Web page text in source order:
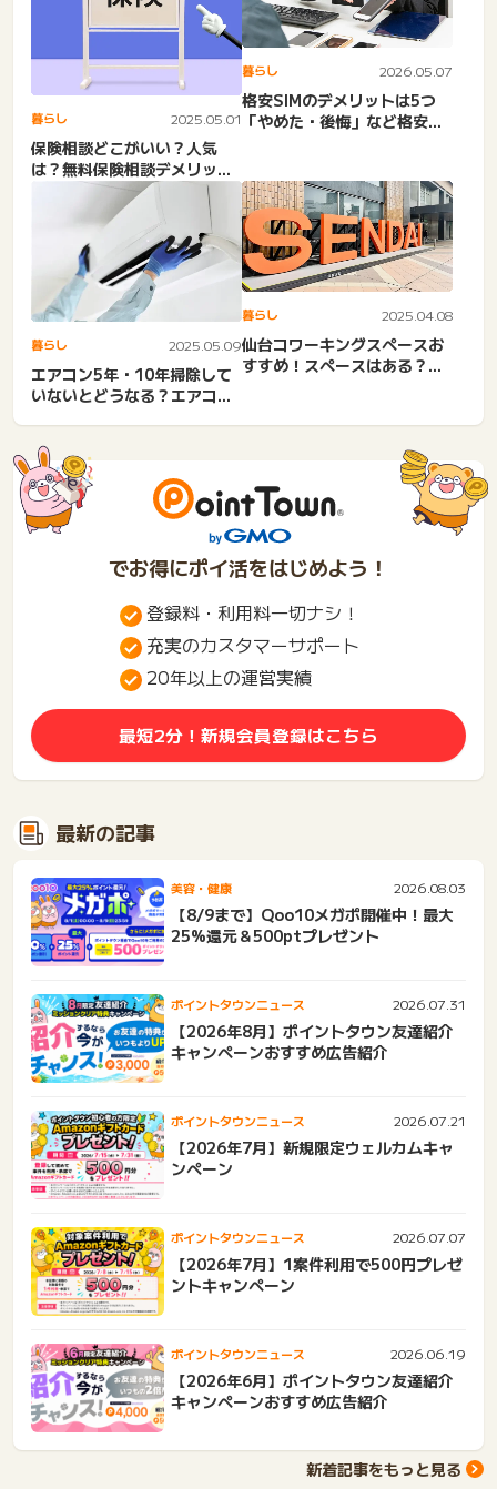
暮らし 2025.05.01
保険相談どこがいい？人気
は？無料保険相談デメリット
とカラクリ！なぜ無料？保険
暮らし 2026.05.07
格安SIMのデメリットは5つ
「やめた・後悔」など格安
暮らし 2025.05.09
エアコン5年・10年掃除して
いないとどうなる？エアコン
暮らし 2025.04.08
仙台コワーキングスペースお
すすめ！スペースはある？個
でお得にポイ活をはじめよう！
登録料・利用料一切ナシ！
充実のカスタマーサポート
20年以上の運営実績
最短2分！新規会員登録はこちら
最新の記事
美容・健康 2026.08.03
【8/9まで】Qoo10メガポ開催中！最大
25%還元＆500ptプレゼント
ポイントタウンニュース 2026.07.31
【2026年8月】ポイントタウン友達紹介
キャンペーンおすすめ広告紹介
ポイントタウンニュース 2026.07.21
【2026年7月】新規限定ウェルカムキャ
ンペーン
ポイントタウンニュース 2026.07.07
【2026年7月】1案件利用で500円プレゼ
ントキャンペーン
ポイントタウンニュース 2026.06.19
【2026年6月】ポイントタウン友達紹介
キャンペーンおすすめ広告紹介
新着記事をもっと見る